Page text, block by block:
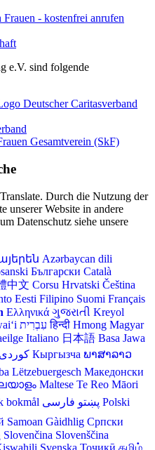
e.V. sind folgende
Durch die Nutzung der
unserer Website in andere
Datenschutz siehe unsere
Azərbaycan dili
Български Català
中文 Corsu Hrvatski Čeština‎
Eesti Filipino Suomi Français
Ελληνικά ગુજરાતી Kreyol
עִבְרִית हिन्दी Hmong Magyar
Italiano 日本語 Basa Jawa
Кыргызча ພາສາລາວ
Lëtzebuergesch Македонски
Maltese Te Reo Māori
bokmål پښتو فارسی
Polski
Samoan Gàidhlig Српски
Slovenčina Slovenščina
Svenska Тоҷикӣ தமிழ்